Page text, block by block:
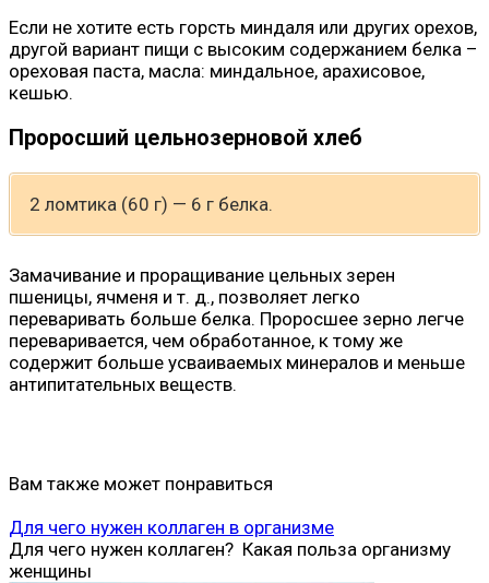
Если не хотите есть горсть миндаля или других орехов,
другой вариант пищи с высоким содержанием белка –
ореховая паста, масла: миндальное, арахисовое,
кешью.
Проросший цельнозерновой хлеб
2 ломтика (60 г) — 6 г белка.
Замачивание и проращивание цельных зерен
пшеницы, ячменя и т. д., позволяет легко
переваривать больше белка. Проросшее зерно легче
переваривается, чем обработанное, к тому же
содержит больше усваиваемых минералов и меньше
антипитательных веществ.
Вам также может понравиться
Для чего нужен коллаген в организме
Для чего нужен коллаген? Какая польза организму
женщины